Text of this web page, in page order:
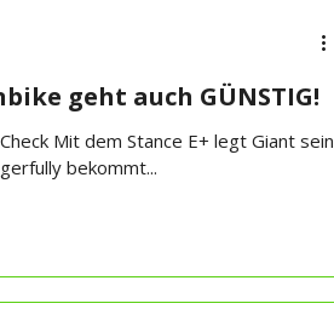
geht auch GÜNSTIG!
Mit dem Stance E+ legt Giant sein
bekommt...